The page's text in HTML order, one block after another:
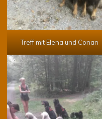
Treff mit Elena und Conan